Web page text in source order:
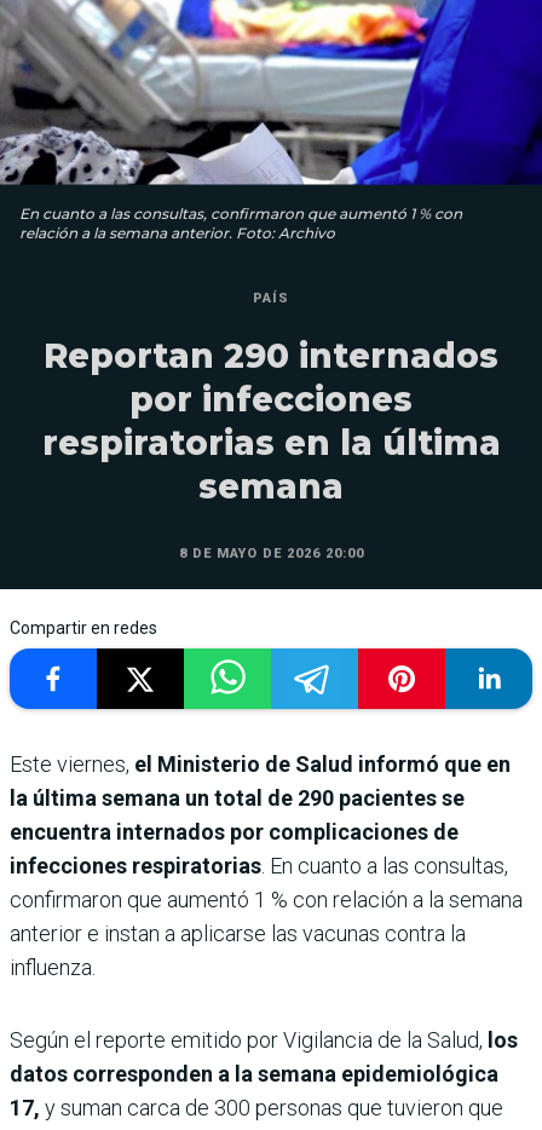
En cuanto a las consultas, confirmaron que aumentó 1 % con
relación a la semana anterior. Foto: Archivo
PAÍS
Reportan 290 internados
por infecciones
respiratorias en la última
semana
8 DE MAYO DE 2026 20:00
Compartir en redes
Este viernes, el Ministerio de Salud informó que en
la última semana un total de 290 pacientes se
encuentra internados por complicaciones de
infecciones respiratorias . En cuanto a las consultas,
confirmaron que aumentó 1 % con relación a la semana
anterior e instan a aplicarse las vacunas contra la
influenza.
Según el reporte emitido por Vigilancia de la Salud, los
datos corresponden a la semana epidemiológica
17, y suman carca de 300 personas que tuvieron que